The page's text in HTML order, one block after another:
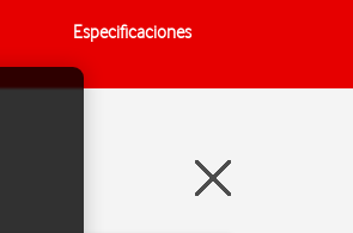
Especificaciones